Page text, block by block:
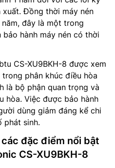
xuất. Đồng thời máy nén
đây là một trong
hành máy nén có thời
CS-XU9BKH-8 được xem
phân khúc điều hòa
là bộ phận quan trọng và
hòa. Việc được bảo hành
dùng giảm đáng kể chi
phát sinh.
đặc điểm nổi bật
CS-XU9BKH-8